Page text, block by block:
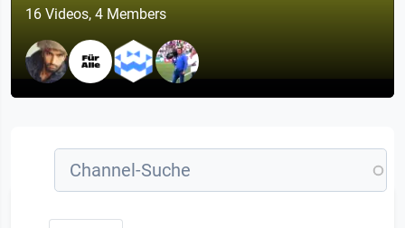
16 Videos, 4 Members